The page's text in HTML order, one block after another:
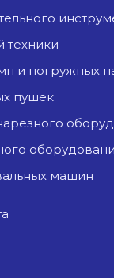
техники
и погружных
пушек
машин